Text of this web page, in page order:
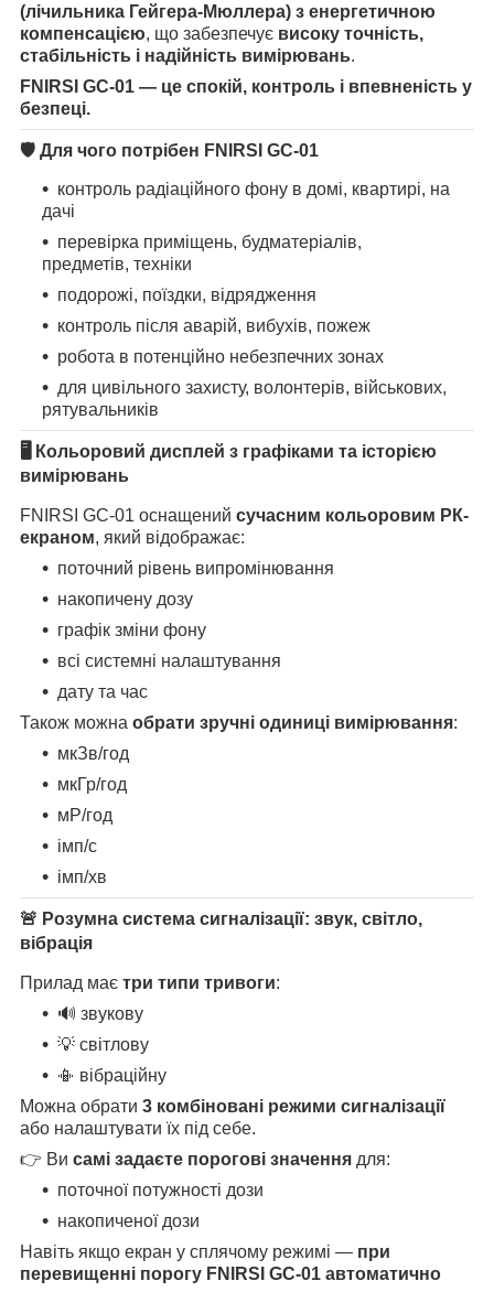
(лічильника Гейгера-Мюллера) з енергетичною
компенсацією, що забезпечує високу точність,
стабільність і надійність вимірювань.
FNIRSI GC-01 — це спокій, контроль і впевненість у
безпеці.
🛡 Для чого потрібен FNIRSI GC-01
контроль радіаційного фону в домі, квартирі, на
дачі
перевірка приміщень, будматеріалів,
предметів, техніки
подорожі, поїздки, відрядження
контроль після аварій, вибухів, пожеж
робота в потенційно небезпечних зонах
для цивільного захисту, волонтерів, військових,
рятувальників
🖥 Кольоровий дисплей з графіками та історією
вимірювань
FNIRSI GC-01 оснащений сучасним кольоровим РК-
екраном, який відображає:
поточний рівень випромінювання
накопичену дозу
графік зміни фону
всі системні налаштування
дату та час
Також можна обрати зручні одиниці вимірювання:
мкЗв/год
мкГр/год
мР/год
імп/с
імп/хв
🚨 Розумна система сигналізації: звук, світло,
вібрація
Прилад має три типи тривоги:
🔊 звукову
💡 світлову
📳 вібраційну
Можна обрати 3 комбіновані режими сигналізації
або налаштувати їх під себе.
👉 Ви самі задаєте порогові значення для:
поточної потужності дози
накопиченої дози
Навіть якщо екран у сплячому режимі — при
перевищенні порогу FNIRSI GC-01 автоматично